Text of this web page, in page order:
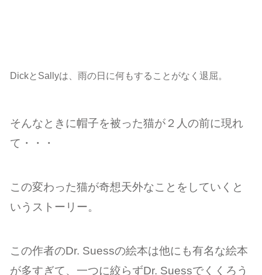
DickとSallyは、雨の日に何もすることがなく退屈。
そんなときに帽子を被った猫が２人の前に現れ
て・・・
この変わった猫が奇想天外なことをしていくと
いうストーリー。
この作者のDr. Suessの絵本は他にも有名な絵本
が多すぎて、一つに絞らずDr. Suessでくくろう